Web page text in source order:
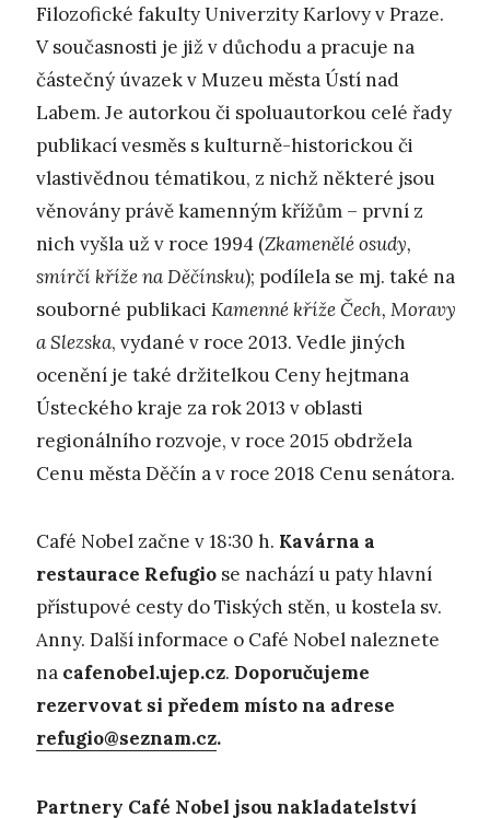
Filozofické fakulty Univerzity Karlovy v Praze.
V současnosti je již v důchodu a pracuje na
částečný úvazek v Muzeu města Ústí nad
Labem. Je autorkou či spoluautorkou celé řady
publikací vesměs s kulturně-historickou či
vlastivědnou tématikou, z nichž některé jsou
věnovány právě kamenným křížům – první z
nich vyšla už v roce 1994 (Zkamenělé osudy,
smírčí kříže na Děčínsku); podílela se mj. také na
souborné publikaci Kamenné kříže Čech, Moravy
a Slezska, vydané v roce 2013. Vedle jiných
ocenění je také držitelkou Ceny hejtmana
Ústeckého kraje za rok 2013 v oblasti
regionálního rozvoje, v roce 2015 obdržela
Cenu města Děčín a v roce 2018 Cenu senátora.
Café Nobel začne v 18:30 h. Kavárna a
restaurace Refugio se nachází u paty hlavní
přístupové cesty do Tiských stěn, u kostela sv.
Anny. Další informace o Café Nobel naleznete
na cafenobel.ujep.cz. Doporučujeme
rezervovat si předem místo na adrese
refugio@seznam.cz.
Partnery Café Nobel jsou nakladatelství